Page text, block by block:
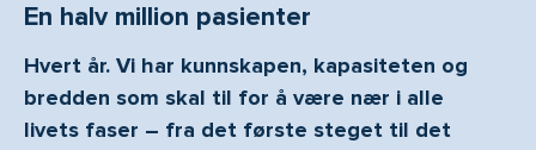
En halv million pasienter
Hvert år. Vi har kunnskapen, kapasiteten og
bredden som skal til for å være nær i alle
livets faser – fra det første steget til det